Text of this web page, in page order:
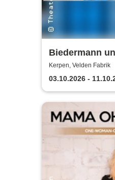
Biedermann
Brandstifter -
e.V.
Kerpen, Velden Fabrik
03.10.2026 -